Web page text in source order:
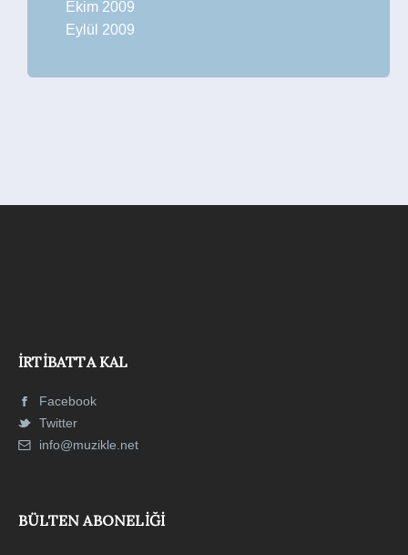
Ekim 2009
Eylül 2009
İRTIBATTA KAL
Facebook
Twitter
info@muzikle.net
BÜLTEN ABONELIĞI